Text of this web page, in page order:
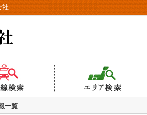
社
一覧